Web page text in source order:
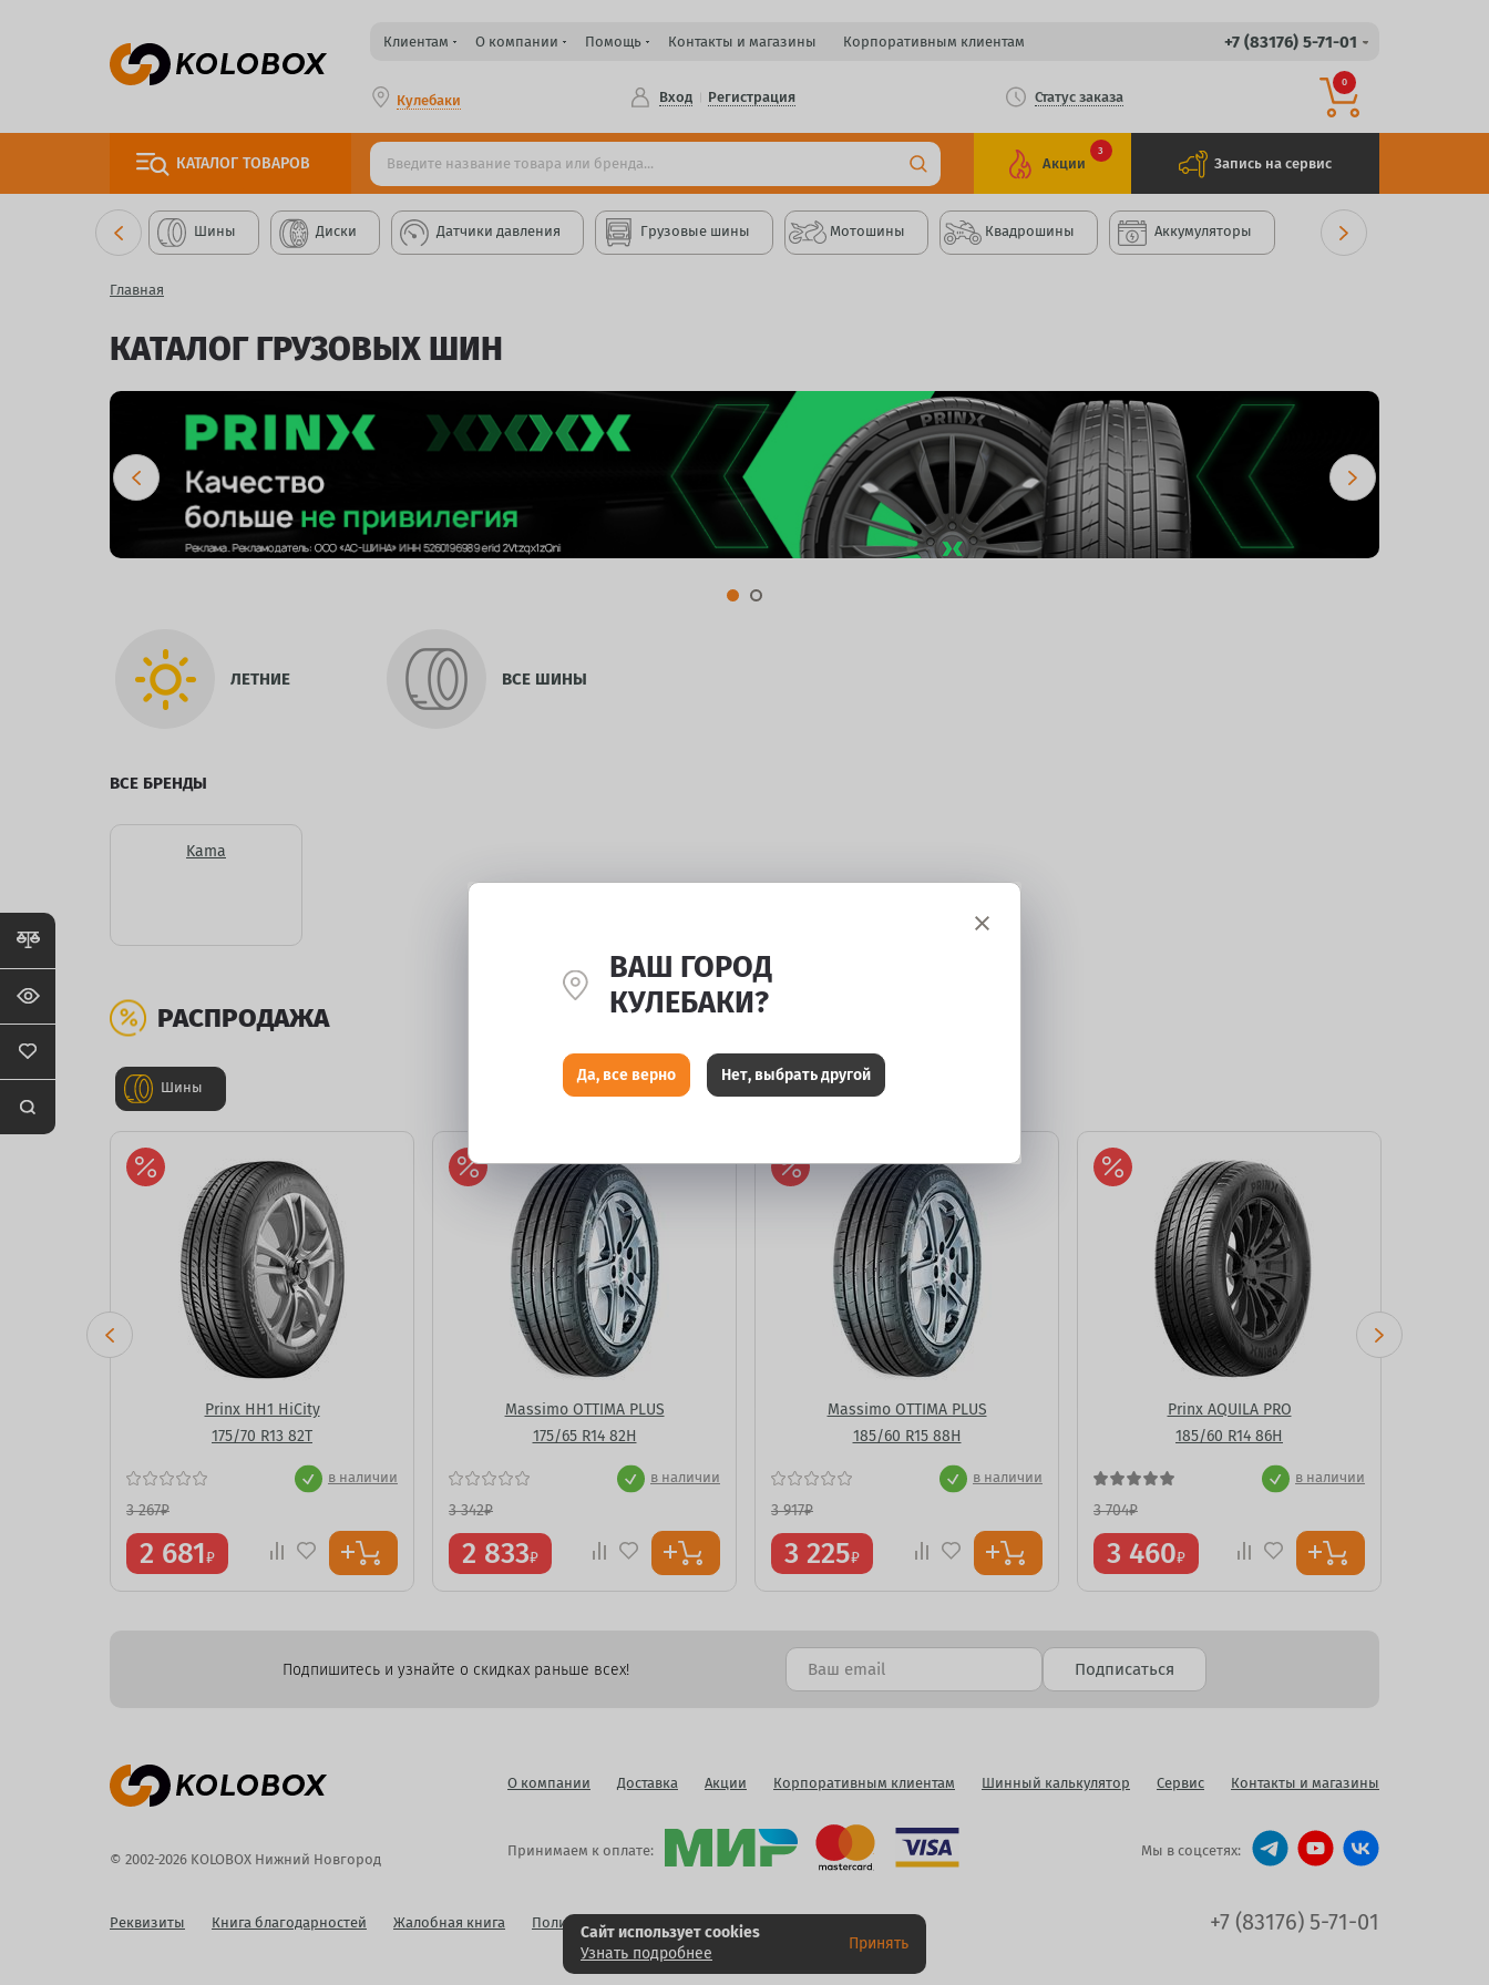
Клиентам О компании Помощь Контакты и магазины Корпоративным клиентам +7 (83176) 5-71-01
Кулебаки Вход Регистрация Статус заказа
0
КАТАЛОГ ТОВАРОВ Акции
3
Запись на сервис
Шины Диски Датчики давления Грузовые шины Мотошины Квадрошины Аккумуляторы
Главная
КАТАЛОГ ГРУЗОВЫХ ШИН
ЛЕТНИЕ ВСЕ ШИНЫ
ВСЕ БРЕНДЫ
Kama
РАСПРОДАЖА
Шины
Prinx HH1 HiCity
175/70 R13 82T
в наличии
3 267₽
2 681₽
Massimo OTTIMA PLUS
175/65 R14 82H
в наличии
3 342₽
2 833₽
Massimo OTTIMA PLUS
185/60 R15 88H
в наличии
3 917₽
3 225₽
Prinx AQUILA PRO
185/60 R14 86H
в наличии
3 704₽
3 460₽
Подпишитесь и узнайте о скидках раньше всех! Подписаться
© 2002-2026 KOLOBOX Нижний Новгород
О компании Доставка Акции Корпоративным клиентам Шинный калькулятор Сервис Контакты и магазины
Принимаем к оплате: Мы в соцсетях:
Реквизиты Книга благодарностей Жалобная книга Политика конфиденциальности +7 (83176) 5-71-01
ВАШ ГОРОД
КУЛЕБАКИ?
Да, все верно Нет, выбрать другой
Сайт использует cookies
Узнать подробнее
Принять